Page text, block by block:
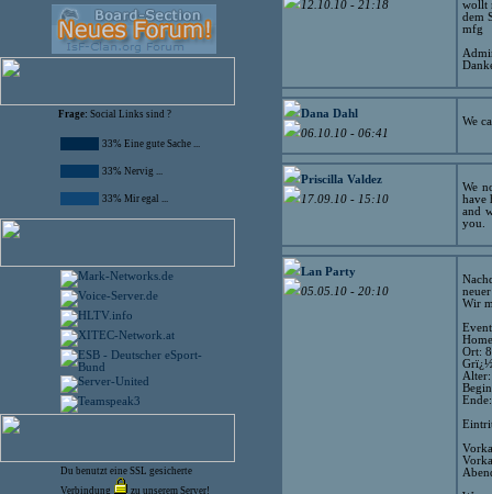
Frage: Social Links sind ?
33% Eine gute Sache ...
33% Nervig ...
33% Mir egal ...
Du benutzt eine SSL gesicherte
Verbindung
zu unserem Server!
12.10.10 - 21:18
wollt
dem
mfg
Dana Dahl
06.10.10 - 06:41
We
Priscilla Valdez
17.09.10 - 15:10
We
have
and
you.
Lan Party
05.05.10 - 20:10
Wir
Ort: